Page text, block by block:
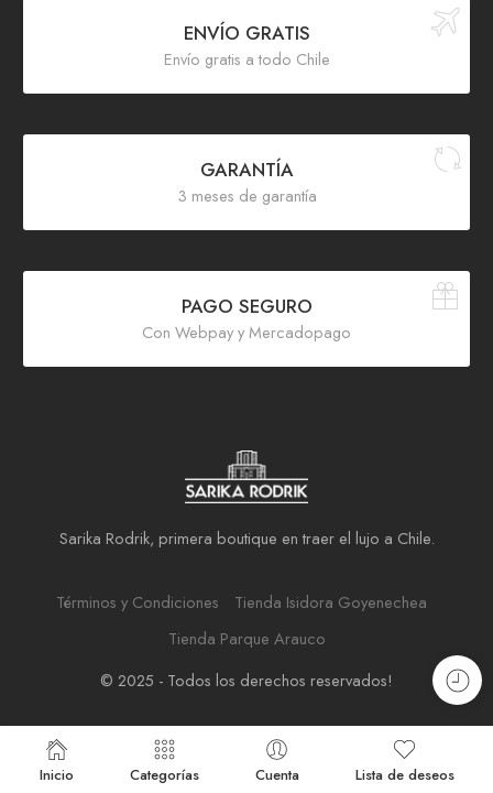
ENVÍO GRATIS
Envío gratis a todo Chile
GARANTÍA
3 meses de garantía
PAGO SEGURO
Con Webpay y Mercadopago
Sarika Rodrik, primera boutique en traer el lujo a Chile.
Términos y Condiciones
Tienda Isidora Goyenechea
Tienda Parque Arauco
© 2025 - Todos los derechos reservados!
Inicio Categorías Cuenta Lista de deseos